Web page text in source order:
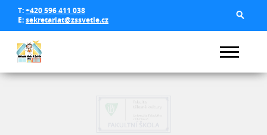
T:+420 596 411 038
E:sekretariat@zssvetle.cz